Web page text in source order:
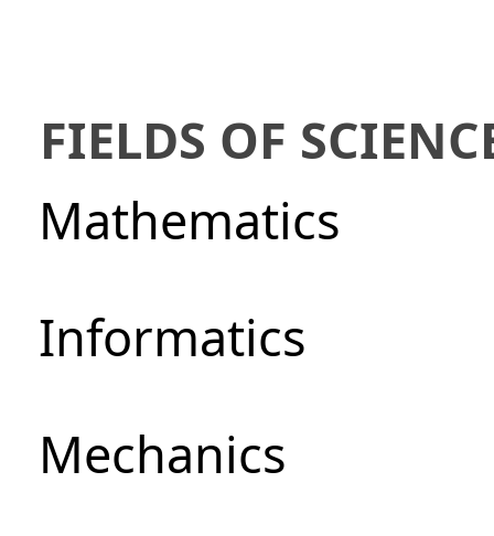
FIELDS OF
Mathematics
Informatics
Mechanics